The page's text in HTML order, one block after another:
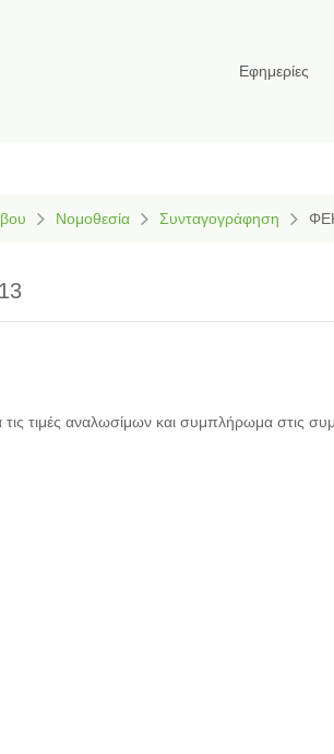
Εφημερίες
Νομοθεσία Συνταγογράφηση
τιμές αναλωσίμων και συμπλήρωμα στις